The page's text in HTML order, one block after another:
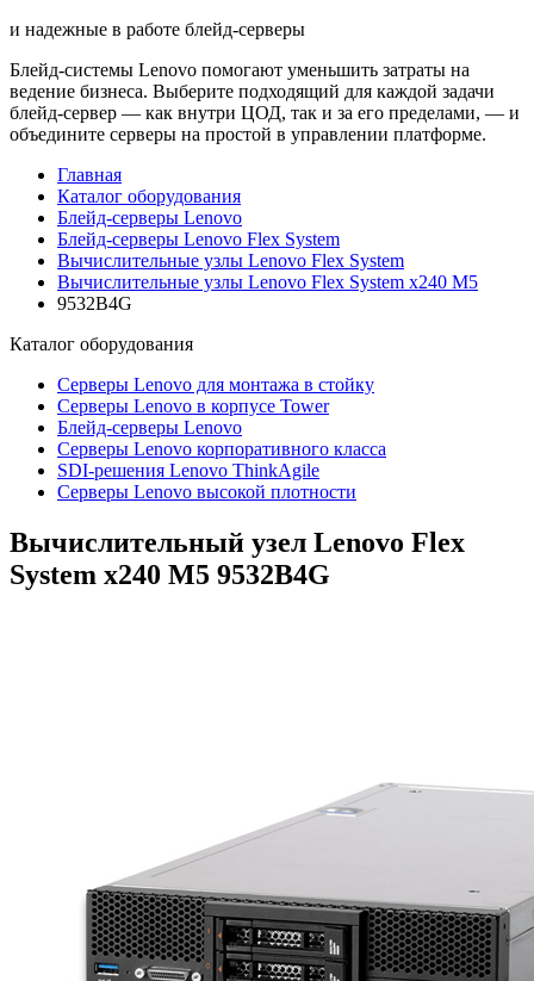
и надежные в работе блейд-серверы
Блейд-системы Lenovo помогают уменьшить затраты на
ведение бизнеса. Выберите подходящий для каждой задачи
блейд-сервер — как внутри ЦОД, так и за его пределами, — и
объедините серверы на простой в управлении платформе.
Главная
Каталог оборудования
Блейд-серверы Lenovo
Блейд-серверы Lenovo Flex System
Вычислительные узлы Lenovo Flex System
Вычислительные узлы Lenovo Flex System x240 M5
9532B4G
Каталог оборудования
Серверы Lenovo для монтажа в стойку
Серверы Lenovo в корпусе Tower
Блейд-серверы Lenovo
Cерверы Lenovo корпоративного класса
SDI-решения Lenovo ThinkAgile
Серверы Lenovo высокой плотности
Вычислительный узел Lenovo Flex
System x240 M5 9532B4G